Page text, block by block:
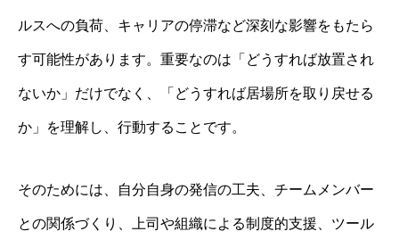
ルスへの負荷、キャリアの停滞など深刻な影響をもたら
す可能性があります。重要なのは「どうすれば放置され
ないか」だけでなく、「どうすれば居場所を取り戻せる
か」を理解し、行動することです。
そのためには、自分自身の発信の工夫、チームメンバー
との関係づくり、上司や組織による制度的支援、ツール